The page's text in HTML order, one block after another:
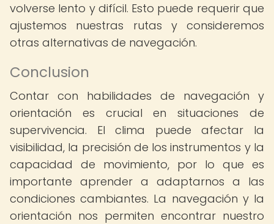
volverse lento y difícil. Esto puede requerir que
ajustemos nuestras rutas y consideremos
otras alternativas de navegación.
Conclusion
Contar con habilidades de navegación y
orientación es crucial en situaciones de
supervivencia. El clima puede afectar la
visibilidad, la precisión de los instrumentos y la
capacidad de movimiento, por lo que es
importante aprender a adaptarnos a las
condiciones cambiantes. La navegación y la
orientación nos permiten encontrar nuestro